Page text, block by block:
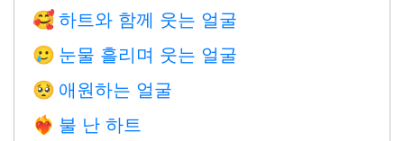
🥰 하트와 함께 웃는 얼굴
🥲 눈물 흘리며 웃는 얼굴
🥺 애원하는 얼굴
❤️‍🔥 불 난 하트